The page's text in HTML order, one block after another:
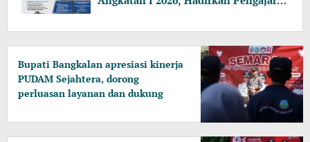
Bupati Bangkalan apresiasi kinerja
PUDAM Sejahtera, dorong
perluasan layanan dan dukung